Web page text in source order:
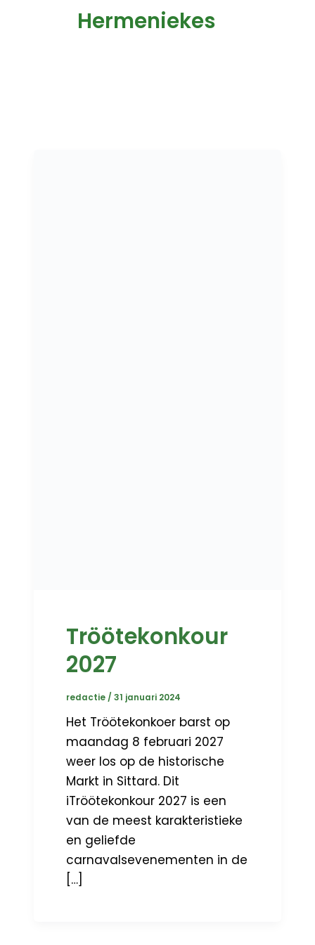
Hermeniekes
Tröötekonkour
2027
redactie /31 januari 2024
Het Tröötekonkoer barst op
maandag 8 februari 2027
weer los op de historische
Markt in Sittard. Dit
iTröötekonkour 2027 is een
van de meest karakteristieke
en geliefde
carnavalsevenementen in de
[…]